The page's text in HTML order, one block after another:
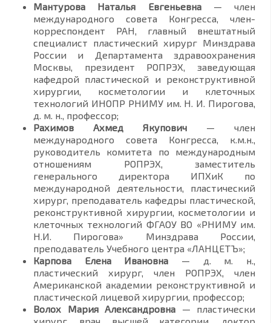
Мантурова Наталья Евгеньевна— член
международного совета Конгресса, член-
корреспондент РАН, главный внештатный
специалист пластический хирург Минздрава
России и Департамента здравоохранения
Москвы, президент РОПРЭХ, заведующая
кафедрой пластической и реконструктивной
хирургии, косметологии и клеточных
технологий ИНОПР РНИМУ им. Н. И. Пирогова,
д. м. н., профессор;
Рахимов Ахмед Якупович — член
международного совета Конгресса, к.м.н.,
руководитель комитета по международным
отношениям РОПРЭХ, заместитель
генерального директора ИПХиК по
международной деятельности, пластический
хирург, преподаватель кафедры пластической,
реконструктивной хирургии, косметологии и
клеточных технологий ФГАОУ ВО «РНИМУ им.
Н.И. Пирогова» Минздрава России,
преподаватель Учебного центра «ЛАНЦЕТЪ»;
Карпова Елена Ивановна — д. м. н.,
пластический хирург, член РОПРЭХ, член
Американской академии реконструктивной и
пластической лицевой хирургии, профессор;
Волох Мария Александровна — пластически